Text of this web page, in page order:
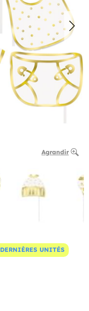
Agrandir
DERNIÈRES UNITÉS